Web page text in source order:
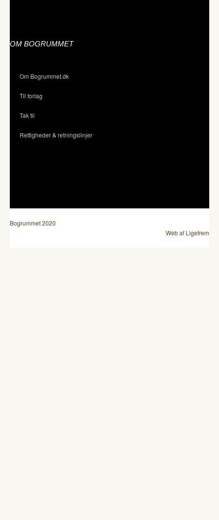
OM BOGRUMMET
Om Bogrummet.dk
Til forlag
Tak til
Rettigheder & retningslinjer
Bogrummet 2020
Web af Ligefrem